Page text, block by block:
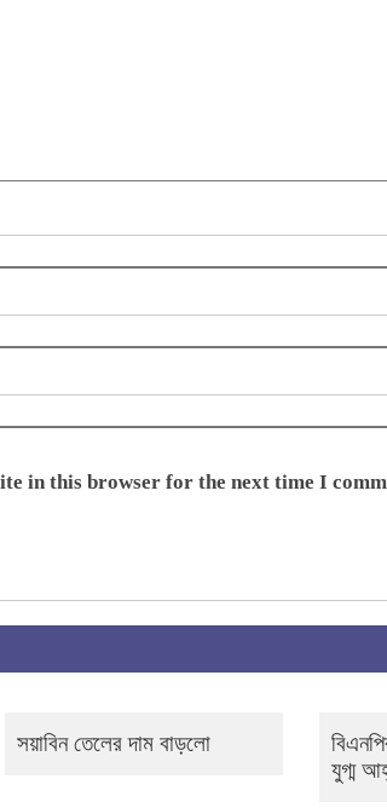
in this browser for the next time I
সয়াবিন তেলের দাম বাড়লো
যুগ্ম